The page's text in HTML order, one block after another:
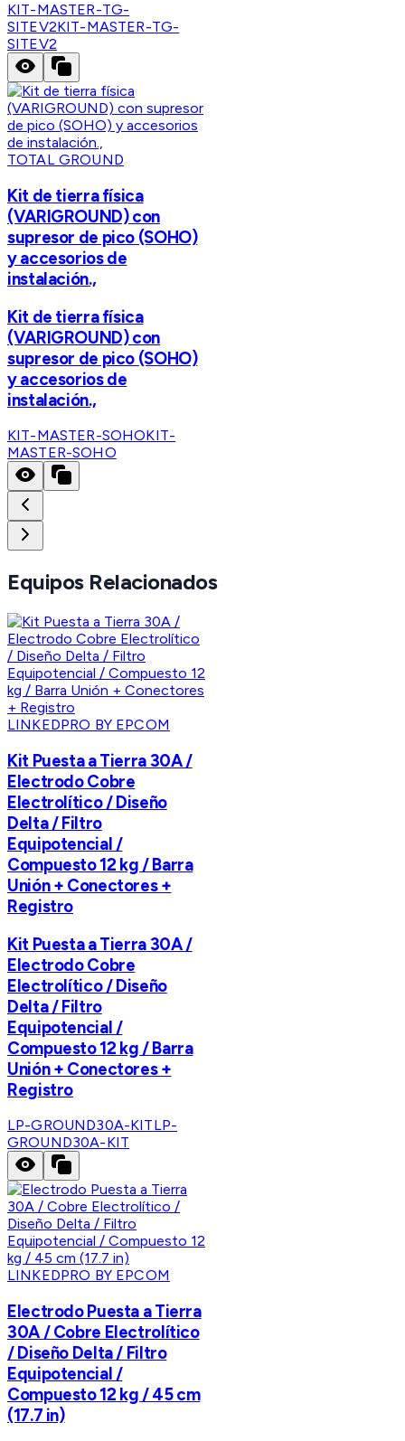
KIT-MASTER-TG-
SITEV2KIT-MASTER-TG-
SITEV2
TOTAL GROUND
Kit de tierra física
(VARIGROUND) con
supresor de pico (SOHO)
y accesorios de
instalación.,
Kit de tierra física
(VARIGROUND) con
supresor de pico (SOHO)
y accesorios de
instalación.,
KIT-MASTER-SOHOKIT-
MASTER-SOHO
Equipos Relacionados
LINKEDPRO BY EPCOM
Kit Puesta a Tierra 30A /
Electrodo Cobre
Electrolítico / Diseño
Delta / Filtro
Equipotencial /
Compuesto 12 kg / Barra
Unión + Conectores +
Registro
Kit Puesta a Tierra 30A /
Electrodo Cobre
Electrolítico / Diseño
Delta / Filtro
Equipotencial /
Compuesto 12 kg / Barra
Unión + Conectores +
Registro
LP-GROUND30A-KITLP-
GROUND30A-KIT
LINKEDPRO BY EPCOM
Electrodo Puesta a Tierra
30A / Cobre Electrolítico
/ Diseño Delta / Filtro
Equipotencial /
Compuesto 12 kg / 45 cm
(17.7 in)